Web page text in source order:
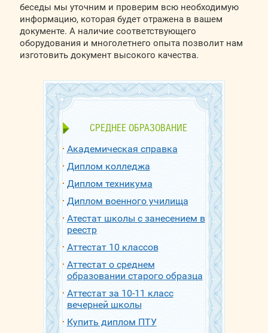
беседы мы уточним и проверим всю необходимую
информацию, которая будет отражена в вашем
документе. А наличие соответствующего
оборудования и многолетнего опыта позволит нам
изготовить документ высокого качества.
СРЕДНЕЕ ОБРАЗОВАНИЕ
Академическая справка
Диплом колледжа
Диплом техникума
Диплом военного училища
Атестат школы с занесением в
реестр
Аттестат 10 классов
Аттестат о среднем
образовании старого образца
Аттестат за 10-11 класс
вечерней школы
Купить диплом ПТУ